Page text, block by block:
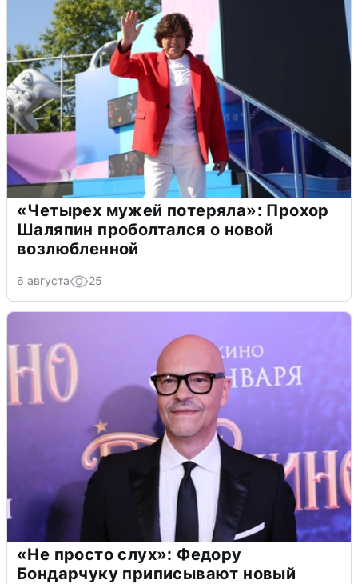
«Четырех мужей потеряла»: Прохор
Шаляпин проболтался о новой
возлюбленной
6 августа 25
«Не просто слух»: Федору
Бондарчуку приписывают новый